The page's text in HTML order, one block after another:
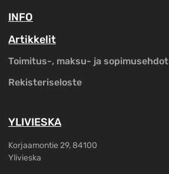
INFO
Artikkelit
Toimitus-, maksu- ja sopimusehdot
Rekisteriseloste
YLIVIESKA
Korjaamontie 29, 84100
Ylivieska